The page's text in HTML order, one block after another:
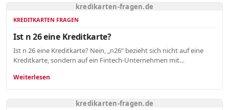
kredikarten-fragen.de
KREDITKARTEN FRAGEN
Ist n 26 eine Kreditkarte?
Ist n 26 eine Kreditkarte? Nein, „n26“ bezieht sich nicht auf eine
Kreditkarte, sondern auf ein Fintech-Unternehmen mit…
Weiterlesen
kredikarten-fragen.de